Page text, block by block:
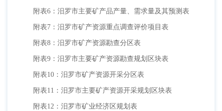
附表6：汨罗市主要矿产品产量、需求量及其预测表
附表7：汨罗市矿产资源重点调查评价项目表
附表8：汨罗市矿产资源勘查分区表
附表9：汨罗市主要矿产资源勘查规划区块表
附表10：汨罗市矿产资源开采分区表
附表11：汨罗市主要矿产资源开采规划区块表
附表12：汨罗市矿业经济区规划表